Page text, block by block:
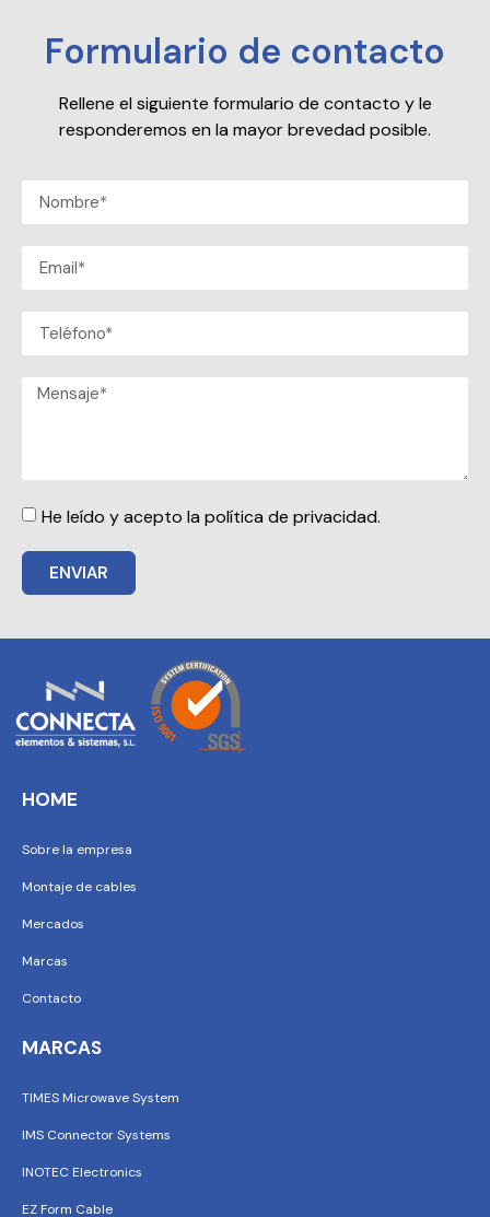
Formulario de contacto
Rellene el siguiente formulario de contacto y le
responderemos en la mayor brevedad posible.
He leído y acepto la política de privacidad.
ENVIAR
HOME
Sobre la empresa
Montaje de cables
Mercados
Marcas
Contacto
MARCAS
TIMES Microwave System
IMS Connector Systems
INOTEC Electronics
EZ Form Cable